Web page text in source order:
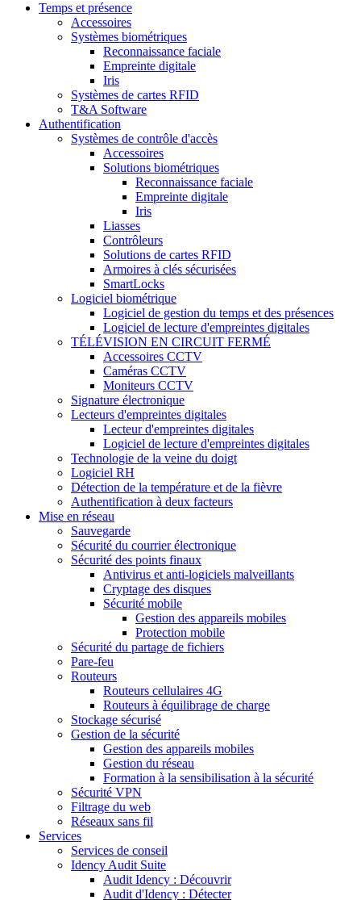
Temps et présence
Accessoires
Systèmes biométriques
Reconnaissance faciale
Empreinte digitale
Iris
Systèmes de cartes RFID
T&A Software
Authentification
Systèmes de contrôle d'accès
Accessoires
Solutions biométriques
Reconnaissance faciale
Empreinte digitale
Iris
Liasses
Contrôleurs
Solutions de cartes RFID
Armoires à clés sécurisées
SmartLocks
Logiciel biométrique
Logiciel de gestion du temps et des présences
Logiciel de lecture d'empreintes digitales
TÉLÉVISION EN CIRCUIT FERMÉ
Accessoires CCTV
Caméras CCTV
Moniteurs CCTV
Signature électronique
Lecteurs d'empreintes digitales
Lecteur d'empreintes digitales
Logiciel de lecture d'empreintes digitales
Technologie de la veine du doigt
Logiciel RH
Détection de la température et de la fièvre
Authentification à deux facteurs
Mise en réseau
Sauvegarde
Sécurité du courrier électronique
Sécurité des points finaux
Antivirus et anti-logiciels malveillants
Cryptage des disques
Sécurité mobile
Gestion des appareils mobiles
Protection mobile
Sécurité du partage de fichiers
Pare-feu
Routeurs
Routeurs cellulaires 4G
Routeurs à équilibrage de charge
Stockage sécurisé
Gestion de la sécurité
Gestion des appareils mobiles
Gestion du réseau
Formation à la sensibilisation à la sécurité
Sécurité VPN
Filtrage du web
Réseaux sans fil
Services
Services de conseil
Idency Audit Suite
Audit Idency : Découvrir
Audit d'Idency : Détecter